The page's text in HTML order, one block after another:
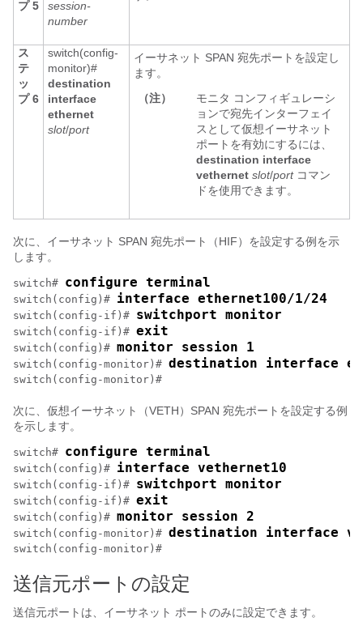
プ 5
session-
number
ス
テ
ッ
プ 6
switch(config-
monitor)#
destination
interface
ethernet
slot/port
イーサネット SPAN 宛先ポートを設定し
ます。
（注）
モニタ コンフィギュレーシ
ョンで宛先インターフェイ
スとして仮想イーサネット
ポートを有効にするには、
destination interface
vethernet slot/portコマン
ドを使用できます。
次に、イーサネット SPAN 宛先ポート（HIF）を設定する例を示
します。
switch# configure terminal
switch(config)# interface ethernet100/1/24
switch(config-if)# switchport monitor
switch(config-if)# exit
switch(config)# monitor session 1
switch(config-monitor)# destination interface
switch(config-monitor)#
次に、仮想イーサネット（VETH）SPAN 宛先ポートを設定する例
を示します。
switch# configure terminal
switch(config)# interface vethernet10
switch(config-if)# switchport monitor
switch(config-if)# exit
switch(config)# monitor session 2
switch(config-monitor)# destination interface
switch(config-monitor)#
送信元ポートの設定
送信元ポートは、イーサネット ポートのみに設定できます。